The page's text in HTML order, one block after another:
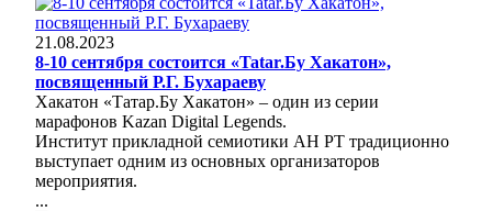
21.08.2023
8-10 сентября состоится «Tatar.Бу Хакатон»,
посвященный Р.Г. Бухараеву
Хакатон «Татар.Бу Хакатон» – один из серии
марафонов Kazan Digital Legends.
Институт прикладной семиотики АН РТ традиционно
выступает одним из основных организаторов
мероприятия.
...